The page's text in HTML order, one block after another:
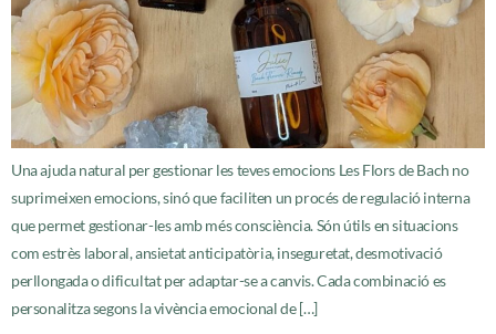
Una ajuda natural per gestionar les teves emocions Les Flors de Bach no
suprimeixen emocions, sinó que faciliten un procés de regulació interna
que permet gestionar-les amb més consciència. Són útils en situacions
com estrès laboral, ansietat anticipatòria, inseguretat, desmotivació
perllongada o dificultat per adaptar-se a canvis. Cada combinació es
personalitza segons la vivència emocional de […]